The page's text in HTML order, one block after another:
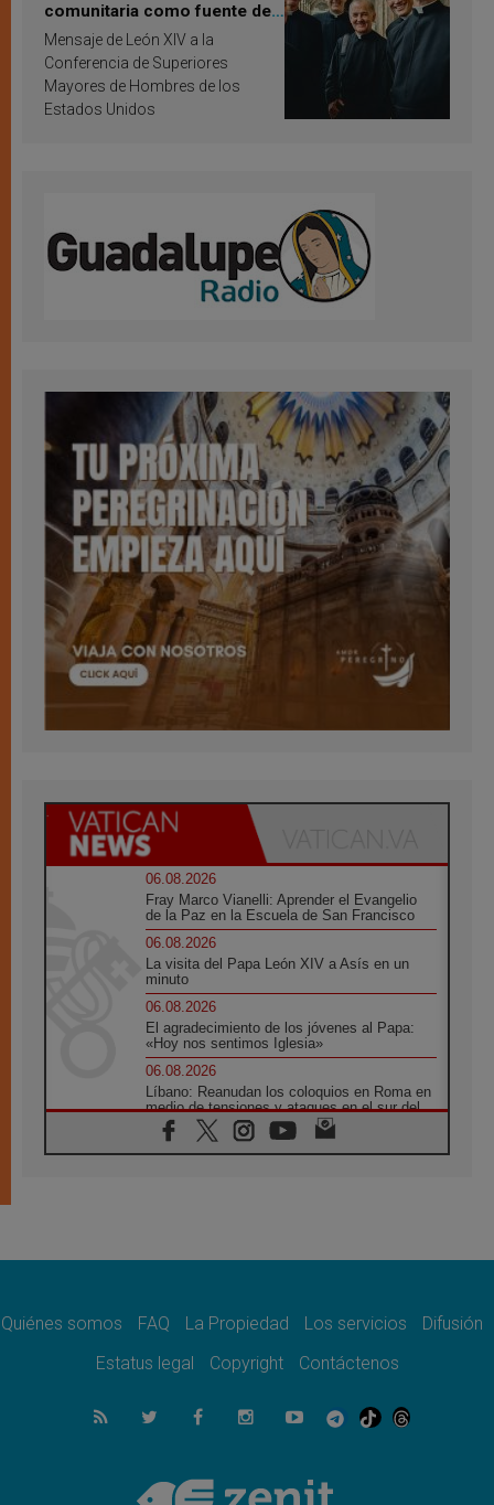
comunitaria como fuente de
inspiración y santificación
Mensaje de León XIV a la
Conferencia de Superiores
Mayores de Hombres de los
Estados Unidos
06.08.2026
Fray Marco Vianelli: Aprender el Evangelio
de la Paz en la Escuela de San Francisco
06.08.2026
La visita del Papa León XIV a Asís en un
minuto
06.08.2026
El agradecimiento de los jóvenes al Papa:
«Hoy nos sentimos Iglesia»
06.08.2026
Líbano: Reanudan los coloquios en Roma en
medio de tensiones y ataques en el sur del
país
06.08.2026
noticia para todo el Uruguay
León XIV: La revolución del Evangelio
06.08.2026
La Iglesia en Ceuta: caridad y esperanza
La visita del Papa a Perú será un tiempo de
Quiénes somos FAQ La Propiedad Los servicios
Difusión
Estatus legal
Copyright Contáctenos